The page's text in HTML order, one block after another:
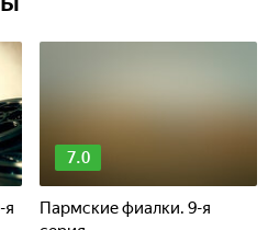
я
7.0
Пармские фиалки. 9-я